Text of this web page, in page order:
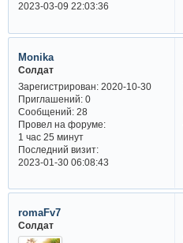
2023-03-09 22:03:36
Monika
Солдат
Зарегистрирован: 2020-10-30
Приглашений:0
Сообщений:28
Провел на форуме:
1 час 25 минут
Последний визит:
2023-01-30 06:08:43
romaFv7
Солдат